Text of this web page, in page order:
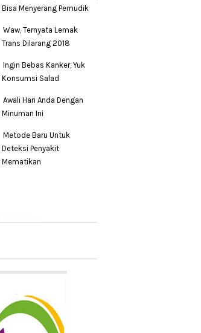
Bisa Menyerang Pemudik
Waw, Ternyata Lemak
Trans Dilarang 2018
Ingin Bebas Kanker, Yuk
Konsumsi Salad
Awali Hari Anda Dengan
Minuman Ini
Metode Baru Untuk
Deteksi Penyakit
Mematikan